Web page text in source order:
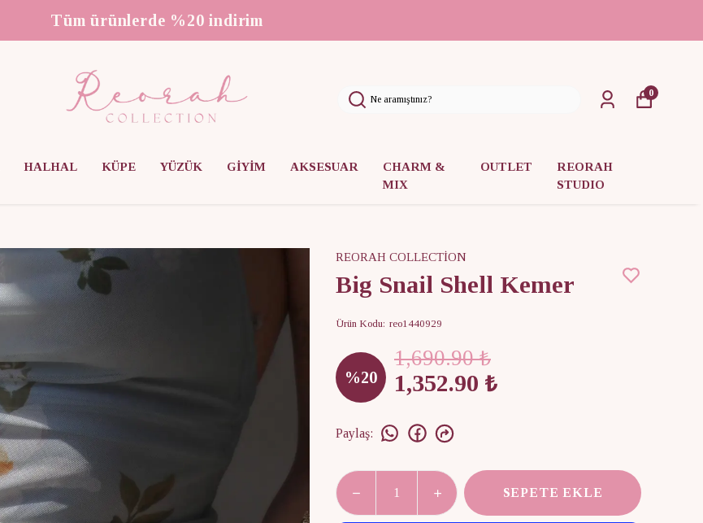
3000 ₺ üzeri ücretsiz kargo
HALHAL KÜPE YÜZÜK GİYİM AKSESUAR
CHARM &
MIX
OUTLET
REORAH
STUDIO
0
REORAH COLLECTİON
Big Snail Shell Kemer
Ürün Kodu: reo1440929
%20
1,690.90 ₺
1,352.90 ₺
Paylaş:
SEPETE EKLE